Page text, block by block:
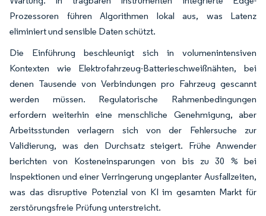
Prozessoren führen Algorithmen lokal aus, was Latenz
eliminiert und sensible Daten schützt.
Die Einführung beschleunigt sich in volumenintensiven
Kontexten wie Elektrofahrzeug-Batterieschweiß­nähten, bei
denen Tausende von Verbindungen pro Fahrzeug gescannt
werden müssen. Regulatorische Rahmenbedingungen
erfordern weiterhin eine menschliche Genehmigung, aber
Arbeitsstunden verlagern sich von der Fehlersuche zur
Validierung, was den Durchsatz steigert. Frühe Anwender
berichten von Kosteneinsparungen von bis zu 30 % bei
Inspektionen und einer Verringerung ungeplanter Ausfallzeiten,
was das disruptive Potenzial von KI im gesamten Markt für
zerstörungsfreie Prüfung unterstreicht.